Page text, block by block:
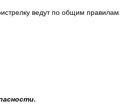
ведут по общим правилам.